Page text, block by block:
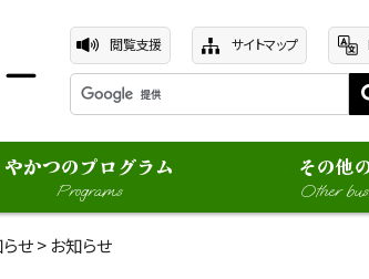
閲覧支援 サイトマップ
やかつのプログラム
Programs
その他
Other
らせ> お知らせ